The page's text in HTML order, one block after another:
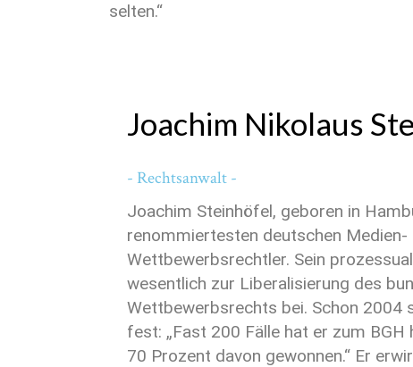
selten.“
Joachim Nikolaus
- Rechtsanwalt -
Joachim Steinhöfel, geboren in
renommiertesten deutschen Medien-
Wettbewerbsrechtler. Sein
wesentlich zur Liberalisierung des
Wettbewerbsrechts bei. Schon 2004
fest: „Fast 200 Fälle hat er zum
70 Prozent davon gewonnen.“ Er